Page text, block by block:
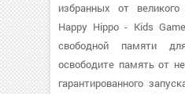
избранных от великого
Happy Hippo - Kids
свободной памяти
освободите память от
гарантированного